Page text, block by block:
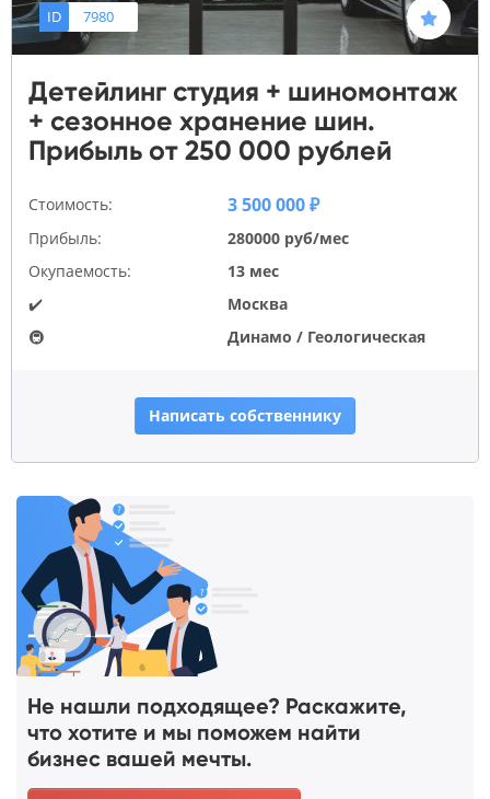
ID 7980
Детейлинг студия + шиномонтаж
+ сезонное хранение шин.
Прибыль от 250 000 рублей
Стоимость: 3 500 000 ₽
Прибыль:
280000 руб/мес
Окупаемость:
13 мес
✔️
Москва
🚇
Динамо / Геологическая
Написать собственнику
Не нашли подходящее? Раскажите,
что хотите и мы поможем найти
бизнес вашей мечты.